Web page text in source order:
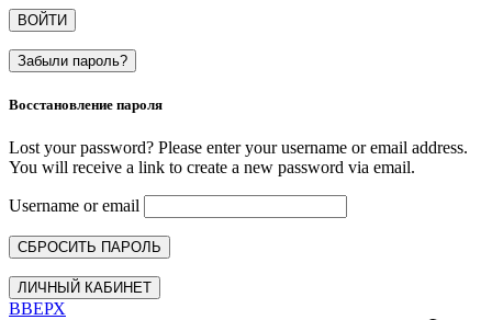
ВОЙТИ
Забыли пароль?
Восстановление пароля
Lost your password? Please enter your username or email address.
You will receive a link to create a new password via email.
Username or email
СБРОСИТЬ ПАРОЛЬ
ЛИЧНЫЙ КАБИНЕТ
ВВЕРХ